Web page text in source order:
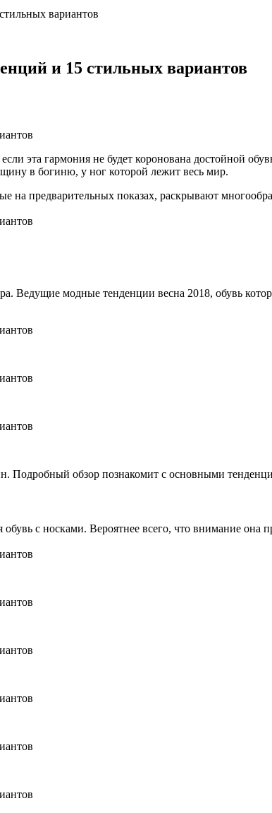
вариантов
и 15 стильных вариантов
эта гармония не будет коронована достойной
в богиню, у ног которой лежит весь мир.
на предварительных показах, раскрывают
Ведущие модные тенденции весна 2018, обувь
обзор познакомит с основными
с носками. Вероятнее всего, что внимание